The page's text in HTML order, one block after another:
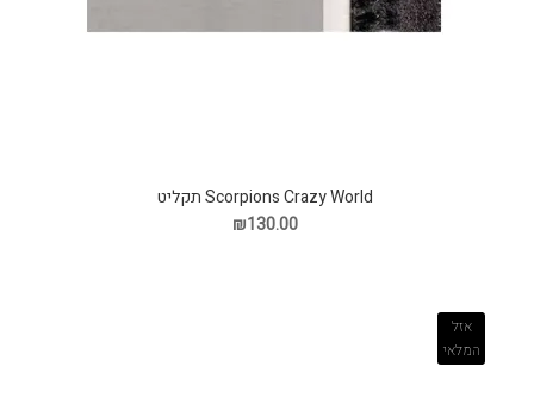
Scorpions Crazy World תקליט
₪130.00
אזל
המלאי